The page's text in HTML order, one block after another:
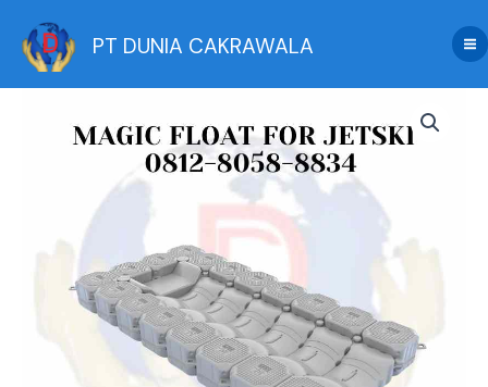
content
PT DUNIA CAKRAWALA